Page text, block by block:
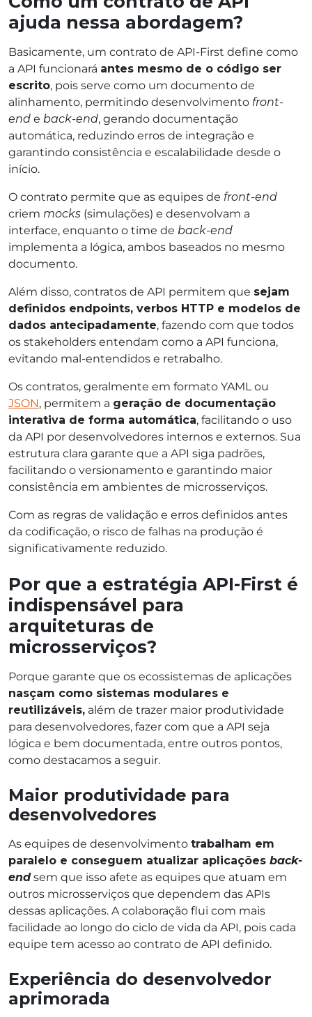
ajuda nessa abordagem?
Basicamente, um contrato de API-First define como
a API funcionará antes mesmo de o código ser
escrito, pois serve como um documento de
alinhamento, permitindo desenvolvimento front-
end e back-end, gerando documentação
automática, reduzindo erros de integração e
garantindo consistência e escalabilidade desde o
início.
O contrato permite que as equipes de front-end
criem mocks (simulações) e desenvolvam a
interface, enquanto o time de back-end
implementa a lógica, ambos baseados no mesmo
documento.
Além disso, contratos de API permitem que sejam
definidos endpoints, verbos HTTP e modelos de
dados antecipadamente, fazendo com que todos
os stakeholders entendam como a API funciona,
evitando mal-entendidos e retrabalho.
Os contratos, geralmente em formato YAML ou
JSON, permitem a geração de documentação
interativa de forma automática, facilitando o uso
da API por desenvolvedores internos e externos. Sua
estrutura clara garante que a API siga padrões,
facilitando o versionamento e garantindo maior
consistência em ambientes de microsserviços.
Com as regras de validação e erros definidos antes
da codificação, o risco de falhas na produção é
significativamente reduzido.
Por que a estratégia API-First é
indispensável para
arquiteturas de
microsserviços?
Porque garante que os ecossistemas de aplicações
nasçam como sistemas modulares e
reutilizáveis, além de trazer maior produtividade
para desenvolvedores, fazer com que a API seja
lógica e bem documentada, entre outros pontos,
como destacamos a seguir.
Maior produtividade para
desenvolvedores
As equipes de desenvolvimento trabalham em
paralelo e conseguem atualizar aplicações back-
endsem que isso afete as equipes que atuam em
outros microsserviços que dependem das APIs
dessas aplicações. A colaboração flui com mais
facilidade ao longo do ciclo de vida da API, pois cada
equipe tem acesso ao contrato de API definido.
Experiência do desenvolvedor
aprimorada